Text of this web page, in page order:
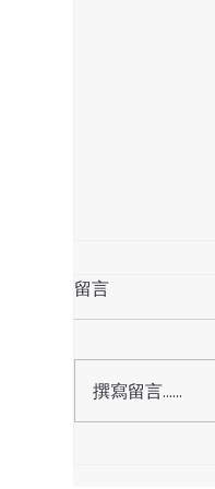
天赦日
留言
撰寫留言......